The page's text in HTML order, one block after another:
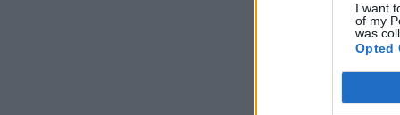
I want
of my
was
Opted